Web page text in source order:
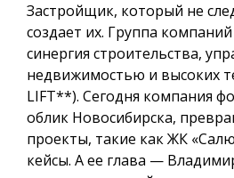
Застройщик, который не
создает их. Группа компаний
синергия строительства,
недвижимостью и высоких
LIFT**). Сегодня компания
облик Новосибирска,
проекты, такие как ЖК
кейсы. А ее глава —